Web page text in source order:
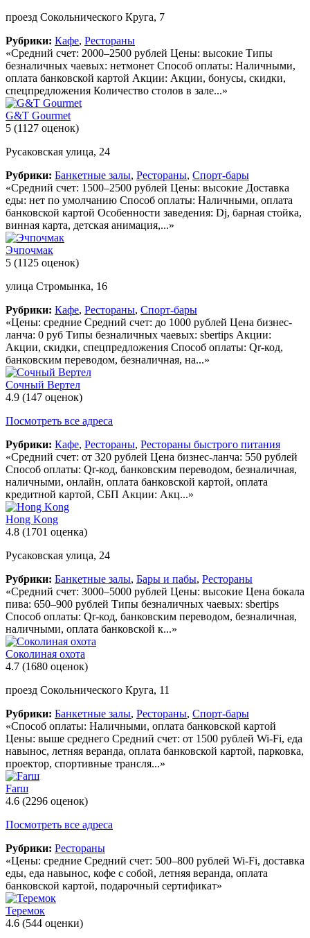
проезд Сокольнического Круга, 7
Рубрики: Кафе, Рестораны
«Средний счет: 2000–2500 рублей Цены: высокие Типы
безналичных чаевых: нетмонет Способ оплаты: Наличными,
оплата банковской картой Акции: Акции, бонусы, скидки,
спецпредложения Количество столов в зале...»
G&T Gourmet
5 (1127 оценок)
Русаковская улица, 24
Рубрики: Банкетные залы, Рестораны, Спорт-бары
«Средний счет: 1500–2500 рублей Цены: высокие Доставка
еды: нет по умолчанию Способ оплаты: Наличными, оплата
банковской картой Особенности заведения: Dj, барная стойка,
винная карта, детская анимация,...»
Эчпочмак
5 (1125 оценок)
улица Стромынка, 16
Рубрики: Кафе, Рестораны, Спорт-бары
«Цены: средние Средний счет: до 1000 рублей Цена бизнес-
ланча: 0 руб Типы безналичных чаевых: sbertips Акции:
Акции, скидки, спецпредложения Способ оплаты: Qr-код,
банковским переводом, безналичная, на...»
Сочный Вертел
4.9 (147 оценок)
Посмотреть все адреса
Рубрики: Кафе, Рестораны, Рестораны быстрого питания
«Средний счет: от 320 рублей Цена бизнес-ланча: 550 рублей
Способ оплаты: Qr-код, банковским переводом, безналичная,
наличными, онлайн, оплата банковской картой, оплата
кредитной картой, СБП Акции: Акц...»
Hong Kong
4.8 (1701 оценка)
Русаковская улица, 24
Рубрики: Банкетные залы, Бары и пабы, Рестораны
«Средний счет: 3000–5000 рублей Цены: высокие Цена бокала
пива: 650–900 рублей Типы безналичных чаевых: sbertips
Способ оплаты: Qr-код, банковским переводом, безналичная,
наличными, оплата банковской к...»
Соколиная охота
4.7 (1680 оценок)
проезд Сокольнического Круга, 11
Рубрики: Банкетные залы, Рестораны, Спорт-бары
«Способ оплаты: Наличными, оплата банковской картой
Цены: выше среднего Средний счет: от 1500 рублей Wi-Fi, еда
навынос, летняя веранда, оплата банковской картой, парковка,
проектор, спортивные трансля...»
Farш
4.6 (2296 оценок)
Посмотреть все адреса
Рубрики: Рестораны
«Цены: средние Средний счет: 500–800 рублей Wi-Fi, доставка
еды, еда навынос, кофе с собой, летняя веранда, оплата
банковской картой, подарочный сертификат»
Теремок
4.6 (544 оценки)